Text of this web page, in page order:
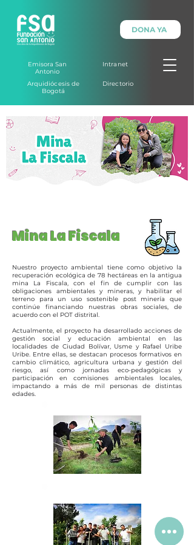
Emisora San
Antonio
Arquidiócesis de
Bogotá
DONA YA
Intranet
Directorio
Mina La Fiscala
Nuestro proyecto ambiental tiene como objetivo la
recuperación ecológica de 78 hectáreas en la antigua
mina La Fiscala, con el fin de cumplir con las
obligaciones ambientales y mineras, y habilitar el
terreno para un uso sostenible post minería que
continúe financiando nuestras obras sociales, de
acuerdo con el POT distrital.
Actualmente, el proyecto ha desarrollado acciones de
gestión social y educación ambiental en las
localidades de Ciudad Bolívar, Usme y Rafael Uribe
Uribe. Entre ellas, se destacan procesos formativos en
cambio climático, agricultura urbana y gestión del
riesgo, así como jornadas eco-pedagógicas y
participación en comisiones ambientales locales,
impactando a más de mil personas de distintas
edades.